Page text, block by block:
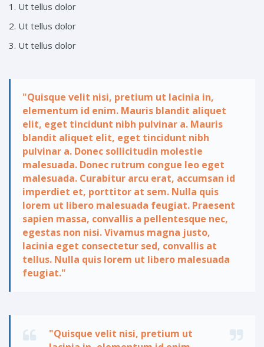
Ut tellus dolor
Ut tellus dolor
Ut tellus dolor
"Quisque velit nisi, pretium ut lacinia in,
elementum id enim. Mauris blandit aliquet
elit, eget tincidunt nibh pulvinar a. Mauris
blandit aliquet elit, eget tincidunt nibh
pulvinar a. Donec sollicitudin molestie
malesuada. Donec rutrum congue leo eget
malesuada. Curabitur arcu erat, accumsan id
imperdiet et, porttitor at sem. Nulla quis
lorem ut libero malesuada feugiat. Praesent
sapien massa, convallis a pellentesque nec,
egestas non nisi. Vivamus magna justo,
lacinia eget consectetur sed, convallis at
tellus. Nulla quis lorem ut libero malesuada
feugiat."
"Quisque velit nisi, pretium ut